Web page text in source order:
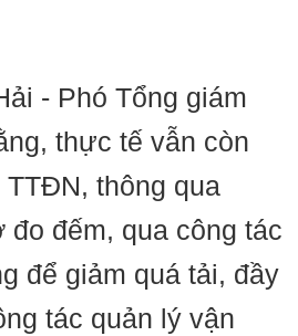
- Phó Tổng giám
thực tế vẫn còn
thông qua
đo đếm, qua công tác
để giảm quá tải, đầy
tác quản lý vận